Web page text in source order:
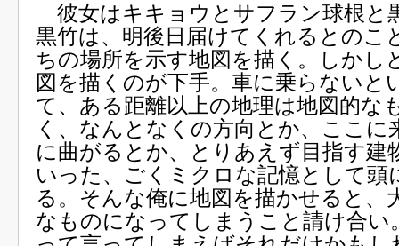
彼女はキキョウとサフラン球根と
黒竹は、明後日届けてくれるとのこ
ちの場所を示す地図を描く。しかし
図を描くのが下手。車に乗らないと
て、ある距離以上の地理は地図的な
く、なんとなくの方向とか、ここに
に曲がるとか、とりあえず目指す建
いった、ごくミクロな記憶として頭
る。そんな俺に地図を描かせると、
なものになってしまうこと請け合い